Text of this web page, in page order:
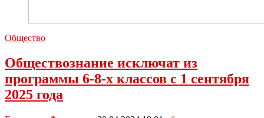
Общество
Обществознание исключат из
программы 6-8-х классов с 1 сентября
2025 года